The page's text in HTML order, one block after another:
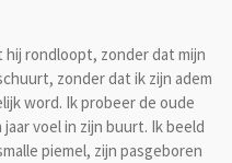
hij rondloopt, zonder dat mijn
zonder dat ik zijn adem
word. Ik probeer de oude
voel in zijn buurt. Ik beeld
piemel, zijn pasgeboren